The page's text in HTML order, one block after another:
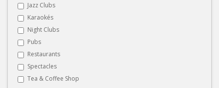
Jazz Clubs
Karaokés
Night Clubs
Pubs
Restaurants
Spectacles
Tea & Coffee Shop